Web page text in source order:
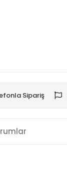
Sipariş